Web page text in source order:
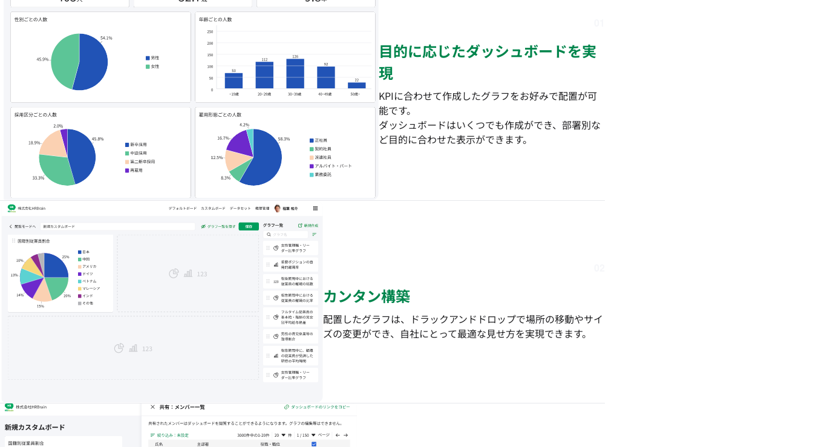
目的に応じたダッシュボードを実
現
KPIに合わせて作成したグラフをお好みで配置が可
能です。
ダッシュボードはいくつでも作成ができ、部署別な
ど目的に合わせた表示ができます。
カンタン構築
配置したグラフは、ドラックアンドドロップで場所の移動やサイ
ズの変更ができ、自社にとって最適な見せ方を実現できます。